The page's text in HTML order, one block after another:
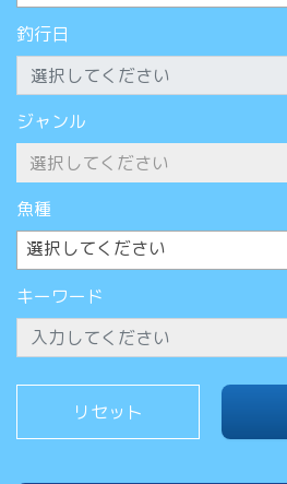
釣行日
ジャンル
魚種
選択してください
キーワード